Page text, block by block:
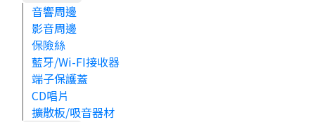
音響周邊
影音周邊
保險絲
藍牙/Wi-FI接收器
端子保護蓋
CD唱片
擴散板/吸音器材